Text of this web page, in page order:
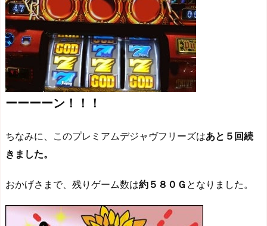
ーーーーン！！！
ちなみに、このプレミアムデジャヴフリーズはあと５回続
きました。
おかげさまで、残りゲーム数は約５８０Ｇ となりました。